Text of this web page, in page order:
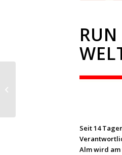
Seit 14
Alm wird am
Regionalliga: Spätes